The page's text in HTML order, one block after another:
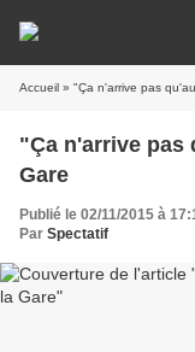
Accueil » "Ça n'arrive pas
"Ça n'arrive pas
Gare
Publié le 02/11/2015 à
Par Spectatif